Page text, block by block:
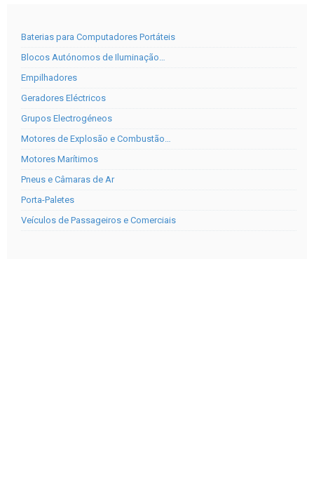
Baterias para Computadores Portáteis
Blocos Autónomos de Iluminação…
Empilhadores
Geradores Eléctricos
Grupos Electrogéneos
Motores de Explosão e Combustão…
Motores Marítimos
Pneus e Câmaras de Ar
Porta-Paletes
Veículos de Passageiros e Comerciais